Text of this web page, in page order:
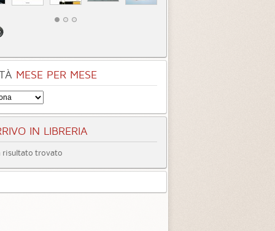
MESE PER MESE
IN LIBRERIA
risultato trovato